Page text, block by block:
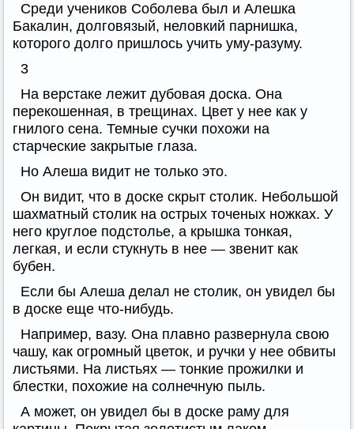
Среди учеников Соболева был и Алешка
Бакалин, долговязый, неловкий парнишка,
которого долго пришлось учить уму-разуму.
3
На верстаке лежит дубовая доска. Она
перекошенная, в трещинах. Цвет у нее как у
гнилого сена. Темные сучки похожи на
старческие закрытые глаза.
Но Алеша видит не только это.
Он видит, что в доске скрыт столик. Небольшой
шахматный столик на острых точеных ножках. У
него круглое подстолье, а крышка тонкая,
легкая, и если стукнуть в нее — звенит как
бубен.
Если бы Алеша делал не столик, он увидел бы
в доске еще что-нибудь.
Например, вазу. Она плавно развернула свою
чашу, как огромный цветок, и ручки у нее обвиты
листьями. На листьях — тонкие прожилки и
блестки, похожие на солнечную пыль.
А может, он увидел бы в доске раму для